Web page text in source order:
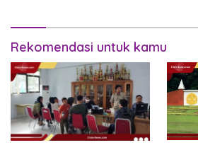
Rekomendasi untuk kamu